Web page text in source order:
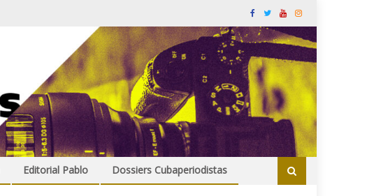
Editorial Pablo Dossiers Cubaperiodistas